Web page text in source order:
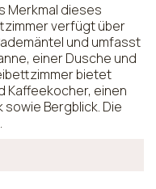
Merkmal dieses
verfügt über
und umfasst
einer Dusche und
bietet
Kaffeekocher, einen
Bergblick. Die